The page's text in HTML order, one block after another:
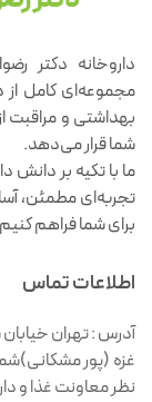
داروخانه دکتر
مجموعه‌ای کامل
بهداشتی و مراقبت
شما قرار می‌دهد.
ما با تکیه بر دانش
تجربه‌ای مطمئن،
برای شما فراهم
اطلاعات تماس
آدرس :تهران
نظر معاونت غذا و